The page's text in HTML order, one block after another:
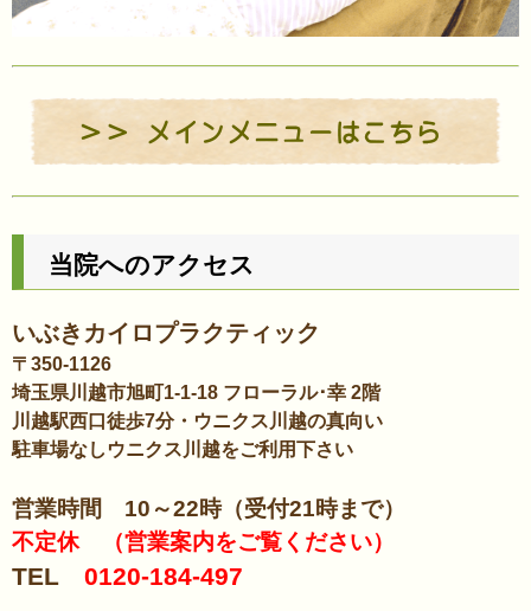
当院へのアクセス
いぶきカイロプラクティック
〒350-1126
埼玉県川越市旭町1-1-18 フローラル･幸 2階
川越駅西口徒歩7分・ウニクス川越の真向い
駐車場なしウニクス川越をご利用下さい
営業時間 10～22時（受付21時まで）
不定休 （営業案内をご覧ください）
TEL 0120-184-497